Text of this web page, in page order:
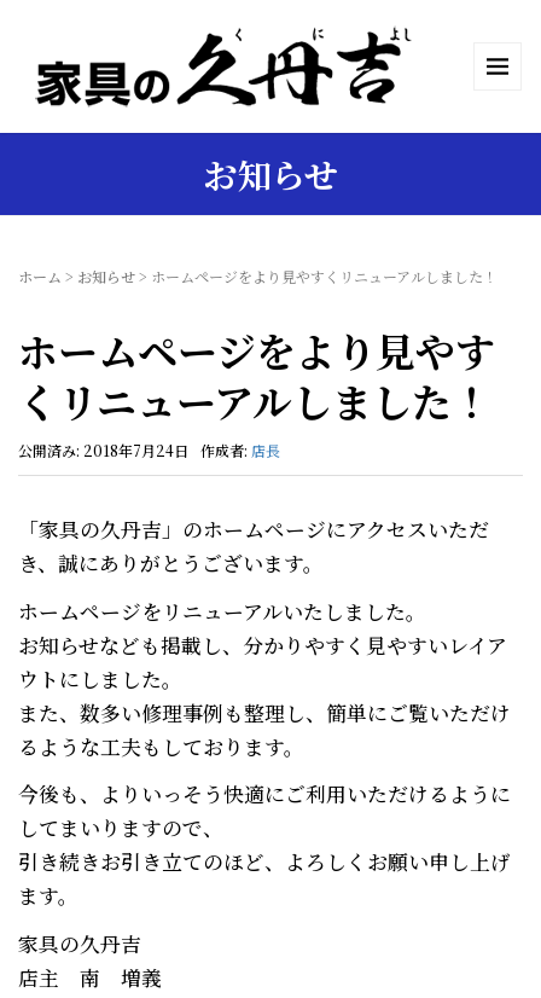
お知らせ
ホーム > お知らせ> ホームページをより見やすくリニューアルしました！
ホームページをより見やす
くリニューアルしました！
公開済み: 2018年7月24日 作成者: 店長
「家具の久丹吉」のホームページにアクセスいただ
き、誠にありがとうございます。
ホームページをリニューアルいたしました。
お知らせなども掲載し、分かりやすく見やすいレイア
ウトにしました。
また、数多い修理事例も整理し、簡単にご覧いただけ
るような工夫もしております。
今後も、よりいっそう快適にご利用いただけるように
してまいりますので、
引き続きお引き立てのほど、よろしくお願い申し上げ
ます。
家具の久丹吉
店主 南 増義